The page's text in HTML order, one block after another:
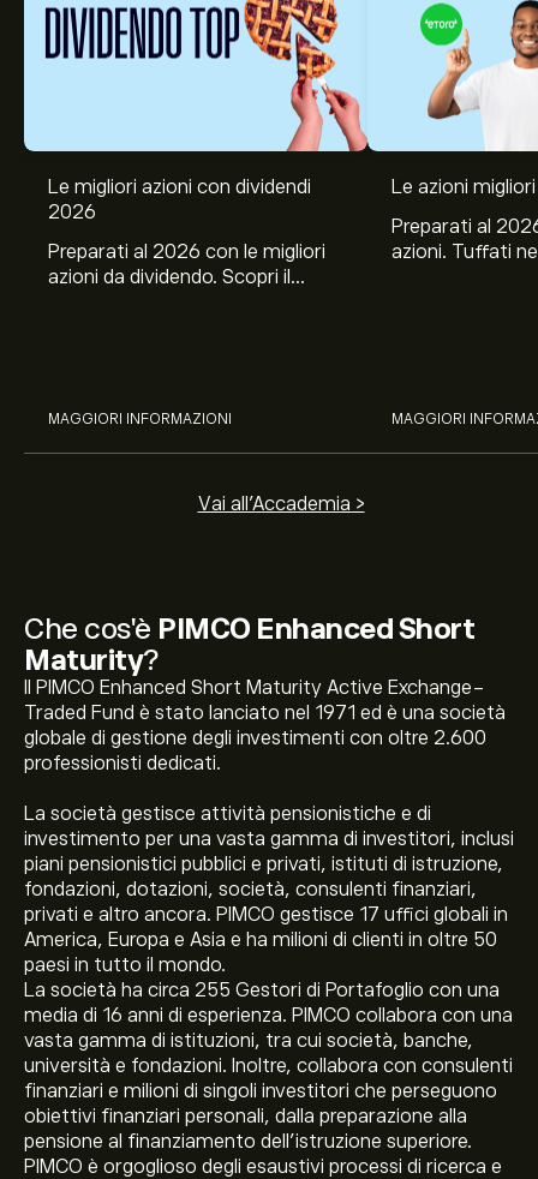
Che cos'è PIMCO Enhanced Short
Maturity?
Il PIMCO Enhanced Short Maturity Active Exchange-
Traded Fund è stato lanciato nel 1971 ed è una società
globale di gestione degli investimenti con oltre 2.600
professionisti dedicati.
La società gestisce attività pensionistiche e di
investimento per una vasta gamma di investitori, inclusi
piani pensionistici pubblici e privati, istituti di istruzione,
fondazioni, dotazioni, società, consulenti finanziari,
privati e altro ancora. PIMCO gestisce 17 uffici globali in
America, Europa e Asia e ha milioni di clienti in oltre 50
paesi in tutto il mondo.
La società ha circa 255 Gestori di Portafoglio con una
media di 16 anni di esperienza. PIMCO collabora con una
vasta gamma di istituzioni, tra cui società, banche,
università e fondazioni. Inoltre, collabora con consulenti
finanziari e milioni di singoli investitori che perseguono
obiettivi finanziari personali, dalla preparazione alla
pensione al finanziamento dell'istruzione superiore.
PIMCO è orgoglioso degli esaustivi processi di ricerca e
Le migliori azioni con dividendi
2026
Preparati al 2026 con le migliori
azioni da dividendo. Scopri il
MAGGIORI INFORMAZIONI
Le azioni
Preparati al
azioni. Tuffati
MAGGIORI
Vai all'Accademia >
Il prezzo attuale di MINT è 100.58‎$‎